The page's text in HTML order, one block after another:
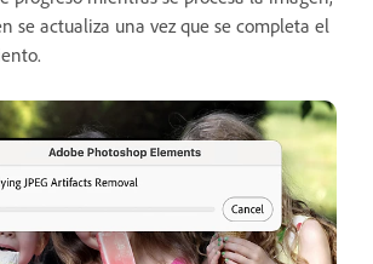
se actualiza una vez que se completa el